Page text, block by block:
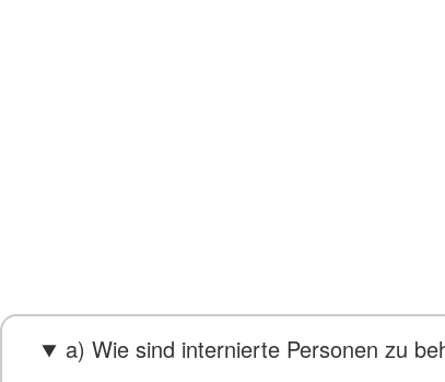
a) Wie sind internierte Personen zu